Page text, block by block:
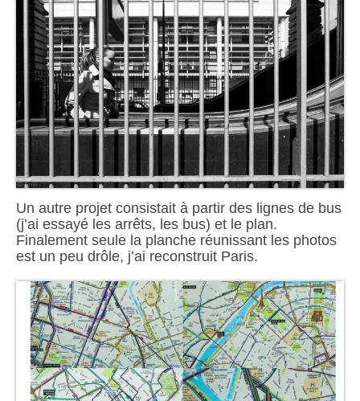
Un autre projet consistait à partir des lignes de bus
(j’ai essayé les arrêts, les bus) et le plan.
Finalement seule la planche réunissant les photos
est un peu drôle, j’ai reconstruit Paris.